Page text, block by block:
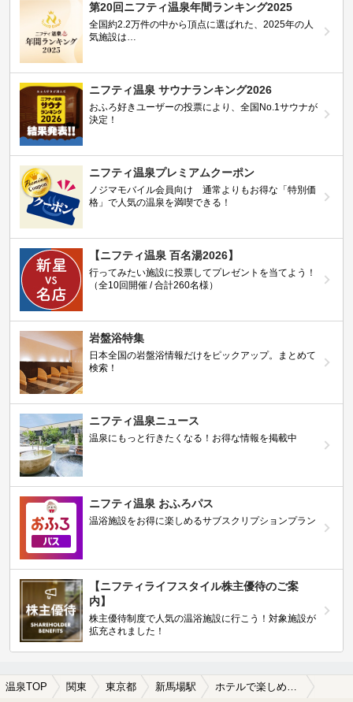
第20回ニフティ温泉年間ランキング2025
全国約2.2万件の中から頂点に選ばれた、2025年の人
気施設は…
ニフティ温泉 サウナランキング2026
おふろ好きユーザーの投票により、全国No.1サウナが
決定！
ニフティ温泉プレミアムクーポン
ノジマモバイル会員向け 通常よりもお得な「特別価
格」で人気の温泉を満喫できる！
【ニフティ温泉 百名湯2026】
行ってみたい施設に投票してプレゼントを当てよう！
（全10回開催 / 合計260名様）
岩盤浴特集
日本全国の岩盤浴情報だけをピックアップ。まとめて
検索！
ニフティ温泉ニュース
温泉にもっと行きたくなる！お得な情報を掲載中
ニフティ温泉 おふろパス
温浴施設をお得に楽しめるサブスクリプションプラン
【ニフティライフスタイル株主優待のご案
内】
株主優待制度で人気の温浴施設に行こう！対象施設が
拡充されました！
温泉TOP 関東 東京都 新馬場駅 ホテルで楽しめる新馬場駅近くの温泉、日帰り温泉、スーパー銭湯おすすめ